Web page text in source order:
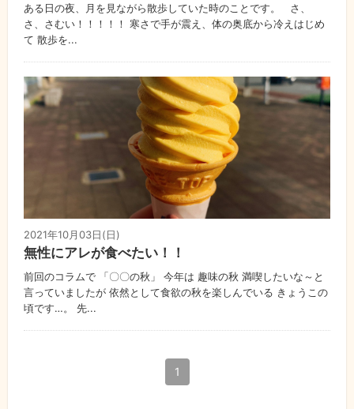
ある日の夜、月を見ながら散歩していた時のことです。 さ、
さ、さむい！！！！！ 寒さで手が震え、体の奥底から冷えはじめ
て 散歩を...
2021年10月03日(日)
無性にアレが食べたい！！
前回のコラムで 「〇〇の秋」 今年は 趣味の秋 満喫したいな～と
言っていましたが 依然として食欲の秋を楽しんでいる きょうこの
頃です…。 先...
1